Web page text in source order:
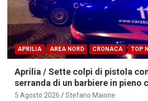
APRILIA AREA NORD CRONACA TOP
Aprilia / Sette colpi di pistola
serranda di un barbiere in pieno
5 Agosto 2026 Stefano Maione